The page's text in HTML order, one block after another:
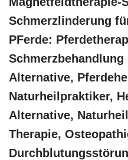
Schmerzlinderung
PFerde:
Alternative,
Naturheilpraktiker,
Alternative,
Therapie,